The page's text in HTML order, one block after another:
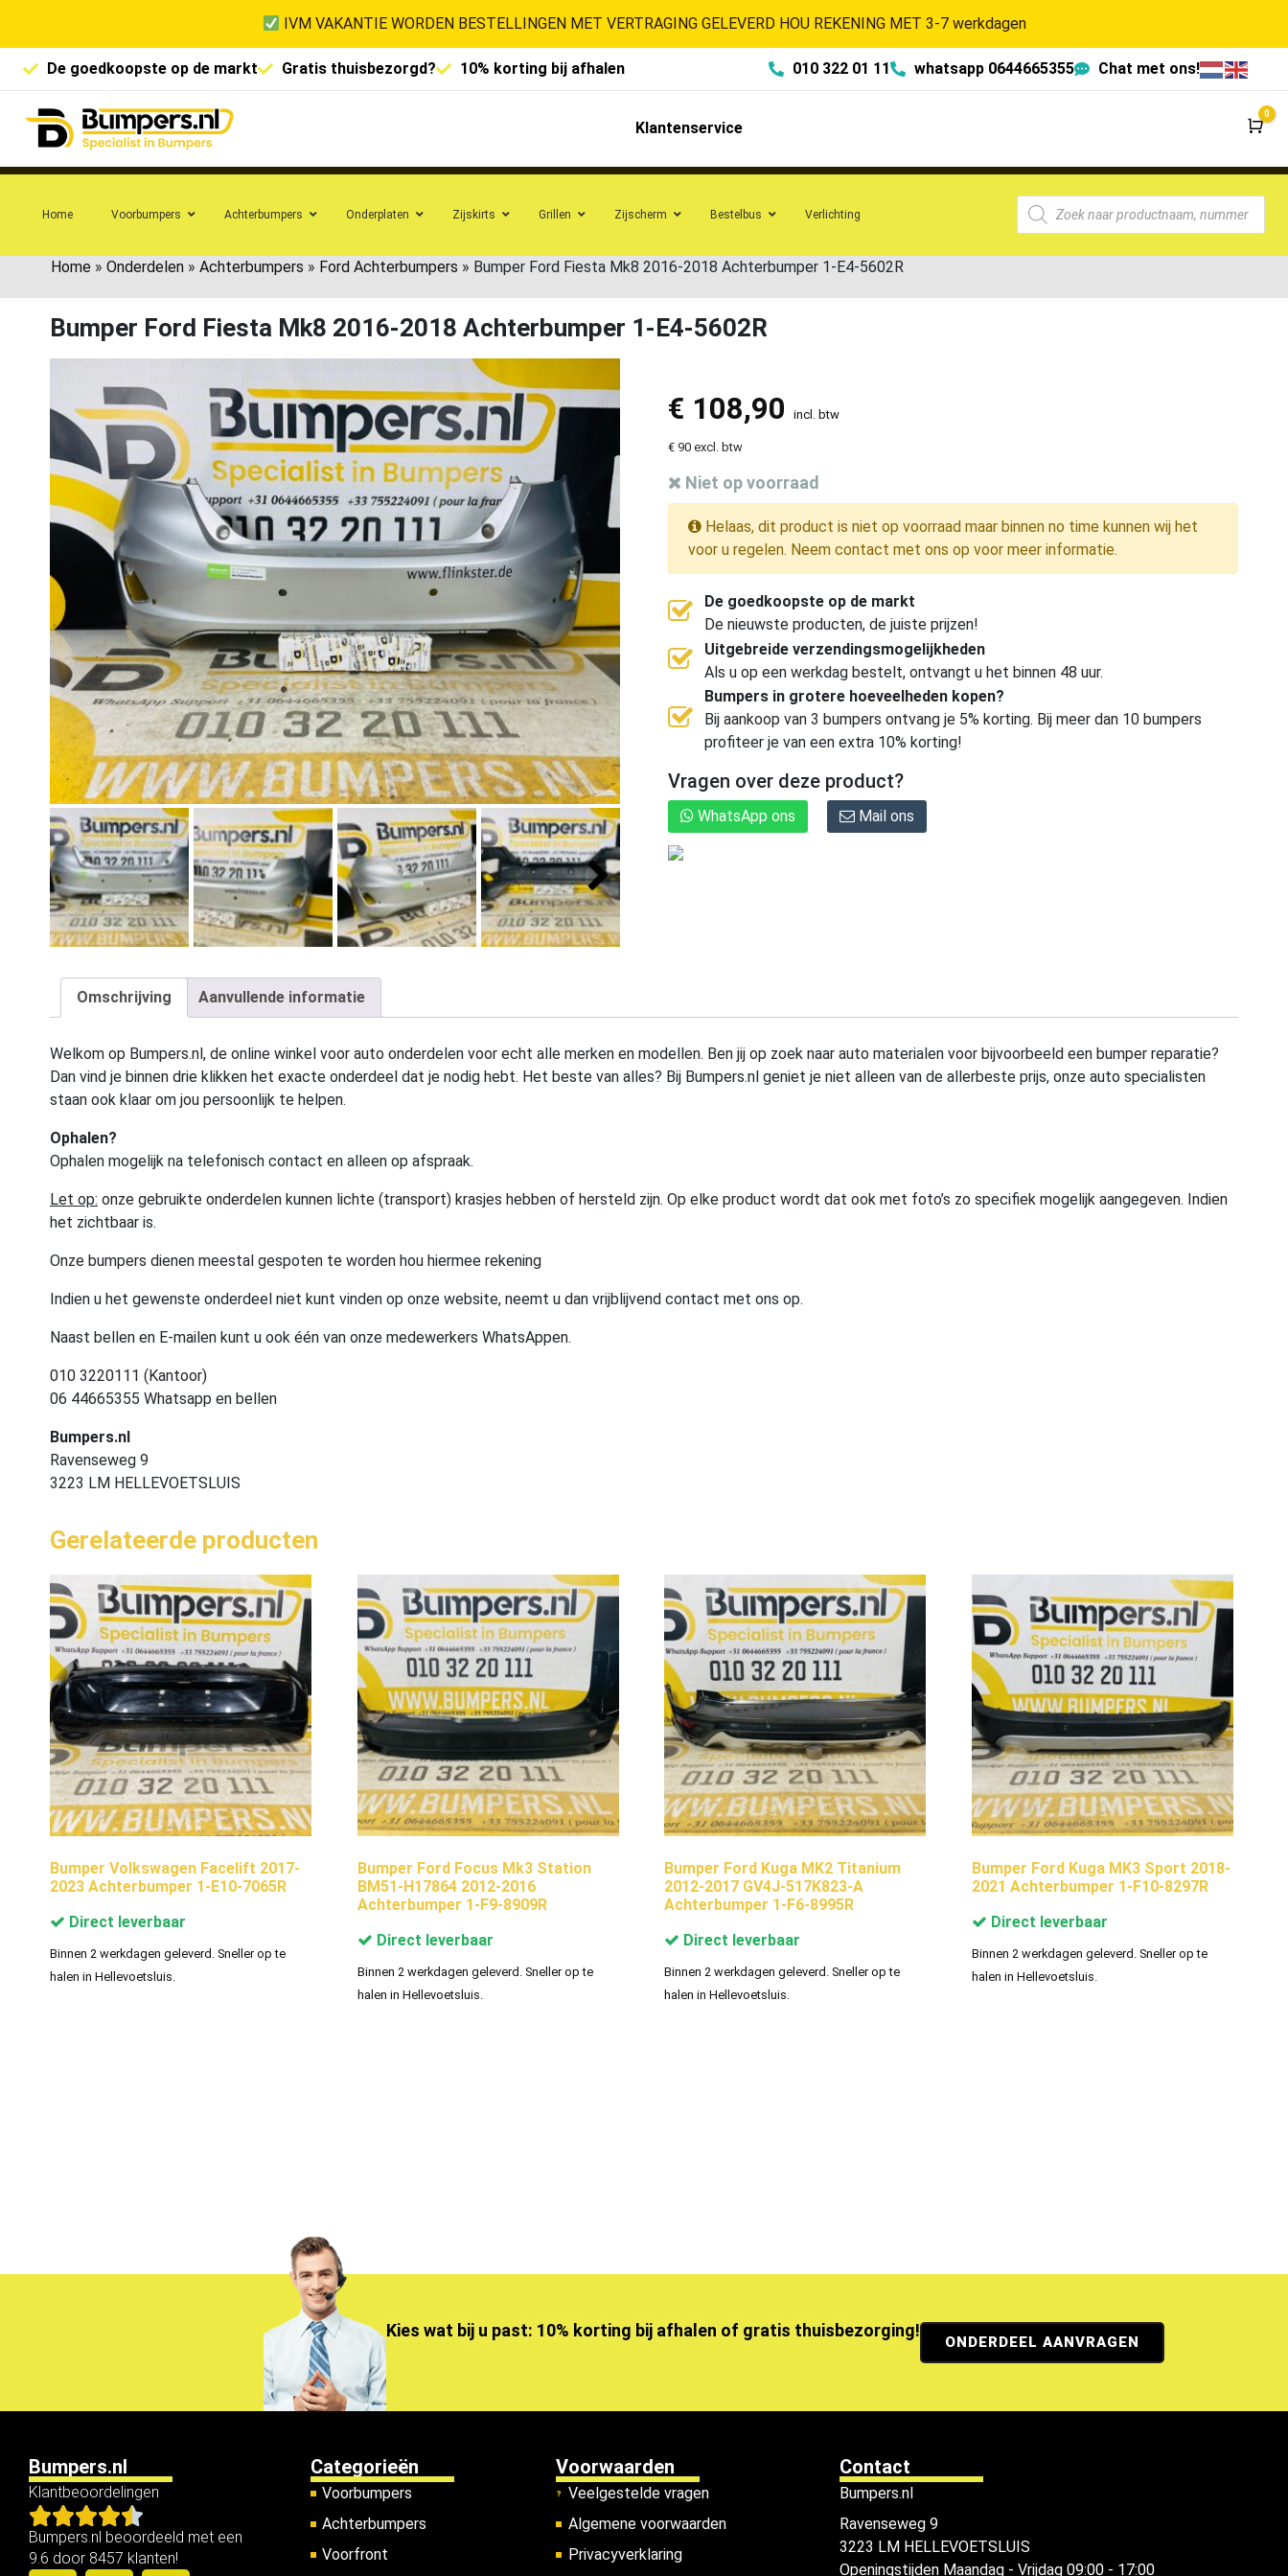
IVM VAKANTIE WORDEN BESTELLINGEN MET VERTRAGING GELEVERD HOU REKENING MET 3-7 werkdagen
De goedkoopste op de markt Gratis thuisbezorgd? 10% korting bij afhalen 010 322 01 11 whatsapp 0644665355 Chat met ons!
Klantenservice
0
Home Voorbumpers Achterbumpers Onderplaten Zijskirts Grillen Zijscherm Bestelbus Verlichting
Home » Onderdelen » Achterbumpers » Ford Achterbumpers » Bumper Ford Fiesta Mk8 2016-2018 Achterbumper 1-E4-5602R
Bumper Ford Fiesta Mk8 2016-2018 Achterbumper 1-E4-5602R
€ 108,90 incl. btw
€ 90 excl. btw
Niet op voorraad
Helaas, dit product is niet op voorraad maar binnen no time kunnen wij het
voor u regelen. Neem contact met ons op voor meer informatie.
De goedkoopste op de markt
De nieuwste producten, de juiste prijzen!
Uitgebreide verzendingsmogelijkheden
Als u op een werkdag bestelt, ontvangt u het binnen 48 uur.
Bumpers in grotere hoeveelheden kopen?
Bij aankoop van 3 bumpers ontvang je 5% korting. Bij meer dan 10 bumpers
profiteer je van een extra 10% korting!
Vragen over deze product?
WhatsApp ons Mail ons
Omschrijving Aanvullende informatie
Welkom op Bumpers.nl, de online winkel voor auto onderdelen voor echt alle merken en modellen. Ben jij op zoek naar auto materialen voor bijvoorbeeld een bumper reparatie?
Dan vind je binnen drie klikken het exacte onderdeel dat je nodig hebt. Het beste van alles? Bij Bumpers.nl geniet je niet alleen van de allerbeste prijs, onze auto specialisten
staan ook klaar om jou persoonlijk te helpen.
Ophalen?
Ophalen mogelijk na telefonisch contact en alleen op afspraak.
Let op: onze gebruikte onderdelen kunnen lichte (transport) krasjes hebben of hersteld zijn. Op elke product wordt dat ook met foto’s zo specifiek mogelijk aangegeven. Indien
het zichtbaar is.
Onze bumpers dienen meestal gespoten te worden hou hiermee rekening
Indien u het gewenste onderdeel niet kunt vinden op onze website, neemt u dan vrijblijvend contact met ons op.
Naast bellen en E-mailen kunt u ook één van onze medewerkers WhatsAppen.
010 3220111 (Kantoor)
06 44665355 Whatsapp en bellen
Bumpers.nl
Ravenseweg 9
3223 LM HELLEVOETSLUIS
Gerelateerde producten
Bumper Volkswagen Facelift 2017-
2023 Achterbumper 1-E10-7065R
Direct leverbaar
Binnen 2 werkdagen geleverd. Sneller op te
halen in Hellevoetsluis.
Bumper Ford Focus Mk3 Station
BM51-H17864 2012-2016
Achterbumper 1-F9-8909R
Direct leverbaar
Binnen 2 werkdagen geleverd. Sneller op te
halen in Hellevoetsluis.
Bumper Ford Kuga MK2 Titanium
2012-2017 GV4J-517K823-A
Achterbumper 1-F6-8995R
Direct leverbaar
Binnen 2 werkdagen geleverd. Sneller op te
halen in Hellevoetsluis.
Bumper Ford Kuga MK3 Sport 2018-
2021 Achterbumper 1-F10-8297R
Direct leverbaar
Binnen 2 werkdagen geleverd. Sneller op te
halen in Hellevoetsluis.
Kies wat bij u past: 10% korting bij afhalen of gratis thuisbezorging!
ONDERDEEL AANVRAGEN
Bumpers.nl
Klantbeoordelingen
Bumpers.nl beoordeeld met een
9.6 door 8457 klanten!
Categorieën
Voorbumpers
Achterbumpers
Voorfront
Voorwaarden
Veelgestelde vragen
Algemene voorwaarden
Privacyverklaring
Contact
Bumpers.nl
Ravenseweg 9
3223 LM HELLEVOETSLUIS
OpeningstijdenMaandag - Vrijdag 09:00 - 17:00